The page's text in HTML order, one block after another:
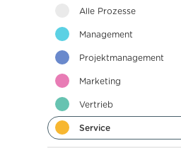
Alle Prozesse
Management
Projektmanagement
Marketing
Vertrieb
Service